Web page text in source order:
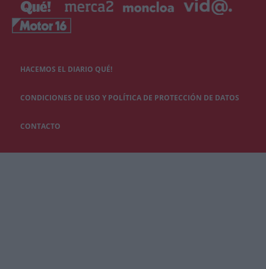
HACEMOS EL DIARIO QUÉ!
CONDICIONES DE USO Y POLÍTICA DE PROTECCIÓN DE DATOS
CONTACTO